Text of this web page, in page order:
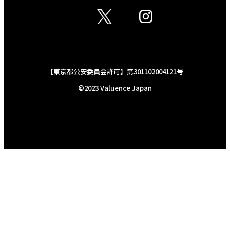
【東京都公安委員会許可】第301102004121号
©︎2023 Valuence Japan